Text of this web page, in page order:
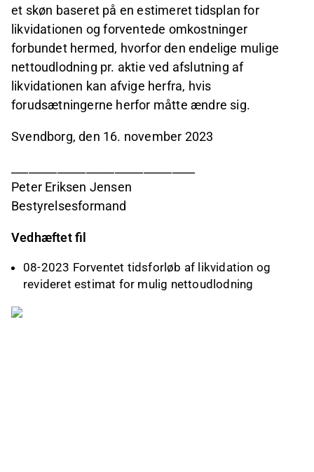
et skøn baseret på en estimeret tidsplan for
likvidationen og forventede omkostninger
forbundet hermed, hvorfor den endelige mulige
nettoudlodning pr. aktie ved afslutning af
likvidationen kan afvige herfra, hvis
forudsætningerne herfor måtte ændre sig.
Svendborg, den 16. november 2023
Peter Eriksen Jensen
Bestyrelsesformand
Vedhæftet fil
08-2023 Forventet tidsforløb af likvidation og
revideret estimat for mulig nettoudlodning